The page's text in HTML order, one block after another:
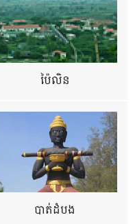
ប៉ៃលិន
បាត់ដំបង